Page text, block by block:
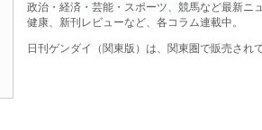
政治・経済・芸能・スポーツ、競馬など最新ニ
健康、新刊レビューなど、各コラム連載中。
日刊ゲンダイ（関東版）は、関東圏で販売され